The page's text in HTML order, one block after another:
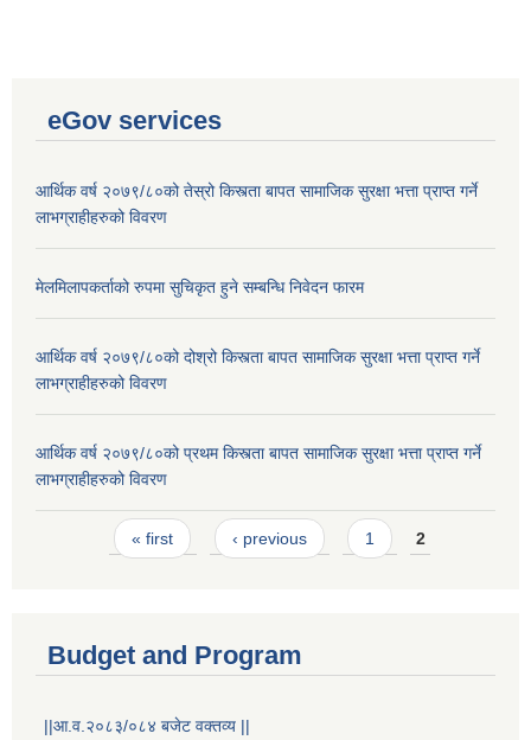
eGov services
आर्थिक वर्ष २०७९/८०को तेस्रो किस्त्ता बापत सामाजिक सुरक्षा भत्ता प्राप्त गर्ने
लाभग्राहीहरुको विवरण
मेलमिलापकर्ताको रुपमा सुचिकृत हुने सम्बन्धि निवेदन फारम
आर्थिक वर्ष २०७९/८०को दोश्रो किस्त्ता बापत सामाजिक सुरक्षा भत्ता प्राप्त गर्ने
लाभग्राहीहरुको विवरण
आर्थिक वर्ष २०७९/८०को प्रथम किस्त्ता बापत सामाजिक सुरक्षा भत्ता प्राप्त गर्ने
लाभग्राहीहरुको विवरण
Pages« first ‹ previous 1 2
Budget and Program
||आ.व.२०८३/०८४ बजेट वक्तव्य ||